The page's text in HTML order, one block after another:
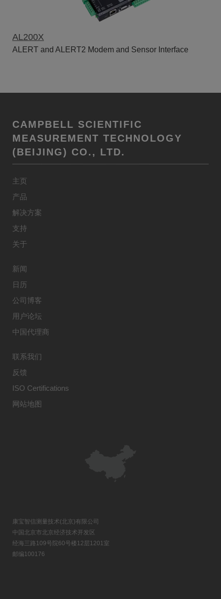
AL200X
ALERT and ALERT2 Modem and Sensor Interface
CAMPBELL SCIENTIFIC
MEASUREMENT TECHNOLOGY
(BEIJING) CO., LTD.
主页
产品
解决方案
支持
关于
新闻
日历
公司博客
用户论坛
中国代理商
联系我们
反馈
ISO Certifications
网站地图
康宝智信测量技术(北京)有限公司
中国北京市北京经济技术开发区
经海三路109号院60号楼12层1201室
邮编100176